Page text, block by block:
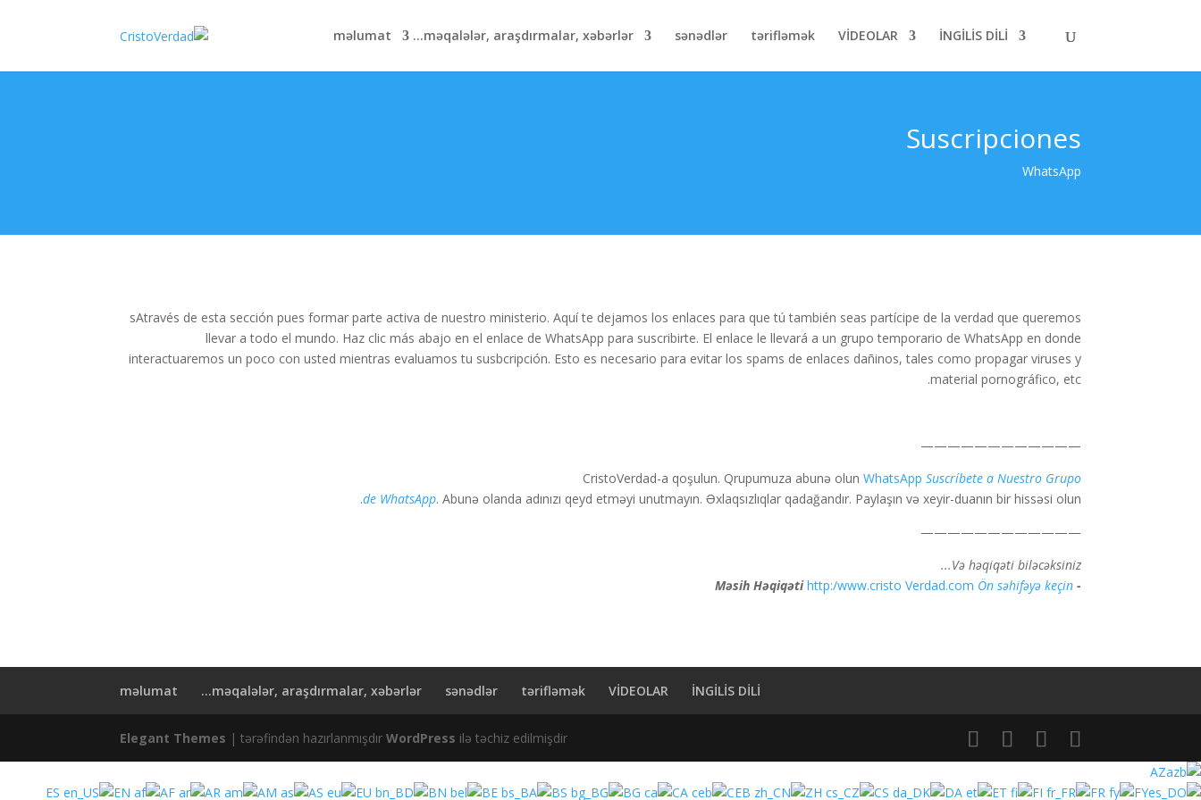
İNGİLİS DİLİ
VİDEOLAR
tərifləmək
sənədlər
məqalələr, araşdırmalar, xəbərlər...
məlumat
Suscripciones
WhatsApp
sAtravés de esta sección pues formar parte activa de nuestro ministerio. Aquí te dejamos los enlaces para que tú también seas partícipe de la verdad que queremos
llevar a todo el mundo. Haz clic más abajo en el enlace de WhatsApp para suscribirte. El enlace le llevará a un grupo temporario de WhatsApp en donde
interactuaremos un poco con usted mientras evaluamos tu susbcripción. Esto es necesario para evitar los spams de enlaces dañinos, tales como propagar viruses y
material pornográfico, etc.
————————————
CristoVerdad-a qoşulun. Qrupumuza abunə olun WhatsApp Suscríbete a Nuestro Grupo
de WhatsApp. Abunə olanda adınızı qeyd etməyi unutmayın. Əxlaqsızlıqlar qadağandır. Paylaşın və xeyir-duanın bir hissəsi olun.
————————————
Və həqiqəti biləcəksiniz...
- Məsih Həqiqəti
http:/www.cristo Verdad.com Ön səhifəyə keçin
İNGİLİS DİLİ
VİDEOLAR
tərifləmək
sənədlər
məqalələr, araşdırmalar, xəbərlər...
məlumat
Elegant Themes | tərəfindən hazırlanmışdırWordPress ilə təchiz edilmişdir
AZ
ES
EN AF AR AM AS EU BN BE BS BG CA CEB ZH CS DA ET FI FR FY